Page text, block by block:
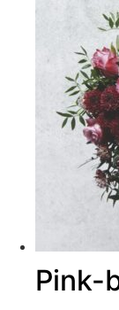
Pink-